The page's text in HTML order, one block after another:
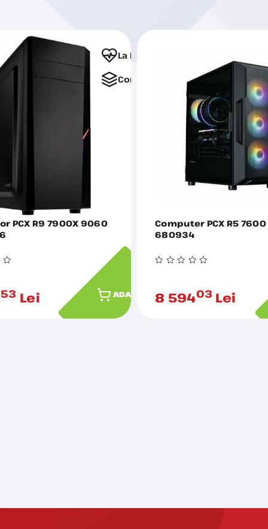
La Favorite
Comparați
PCX R9 7900X 9060
53 Lei ADAUGĂ ÎN COȘ
Computer PCX R5
680934
8 59403 Lei